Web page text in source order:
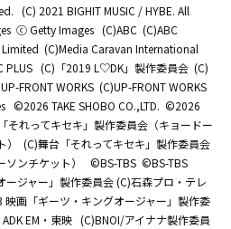
(C) 2021 BIGHIT MUSIC / HYBE. All
ⓒ Getty Images (C)ABC (C)ABC
(C)Media Caravan International
PLUS (C)「2019 L♡DK」製作委員会 (C)
FRONT WORKS (C)UP-FRONT WORKS
©2026 TAKE SHOBO CO.,LTD. ©2026
それってキセキ」製作委員会（キョードー
(C)舞台「それってキセキ」製作委員会
ソンチケット）
©BS-TBS ©BS-TBS
ジャー」製作委員会 (C)石森プロ・テレ
映画「ギーツ・キングオージャー」製作委
EM・東映 (C)BNOI/アイナナ製作委員